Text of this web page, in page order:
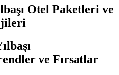
Otel Paketleri ve
ve Fırsatlar